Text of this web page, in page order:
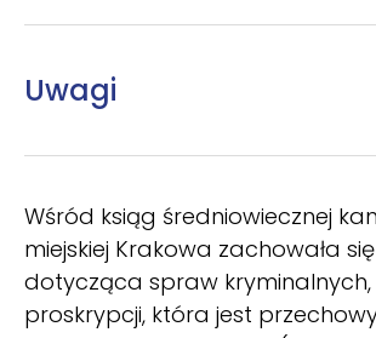
Uwagi
Wśród ksiąg średniowiecznej
miejskiej Krakowa zachowała
dotycząca spraw kryminalnych,
proskrypcji, która jest